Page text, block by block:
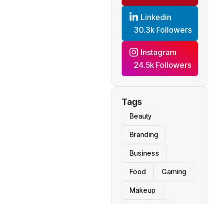
Linkedin
30.3k Followers
Instagram
24.5k Followers
Tags
Beauty
Branding
Business
Food Gaming
Makeup